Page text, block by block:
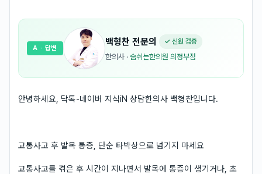
백형찬 전문의 ✓ 신원 검증
한의사 · 숨쉬는한의원 의정부점
A · 답변
안녕하세요, 닥톡-네이버 지식iN 상담한의사 백형찬입니다.
교통사고 후 발목 통증, 단순 타박상으로 넘기지 마세요
교통사고를 겪은 후 시간이 지나면서 발목에 통증이 생기거나, 초